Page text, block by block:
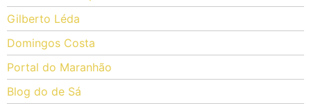
Gilberto Léda
Domingos Costa
Portal do Maranhão
Blog do de Sá